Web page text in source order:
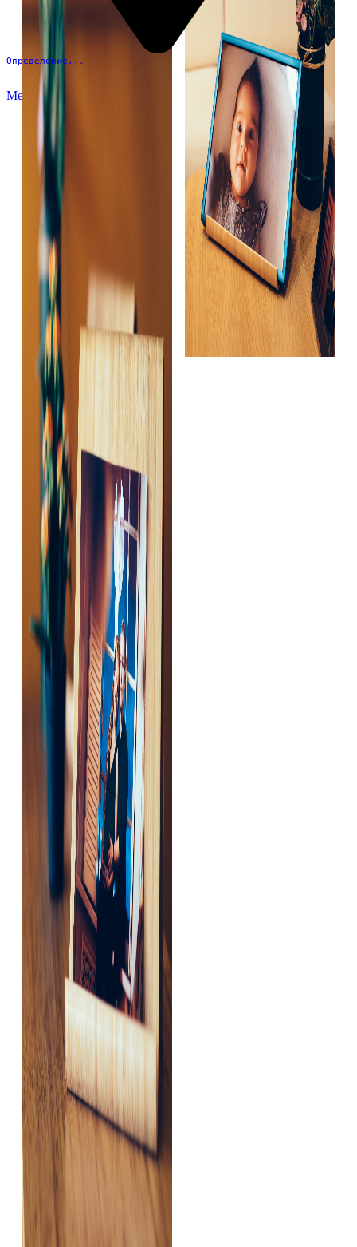
Определение...
Меню